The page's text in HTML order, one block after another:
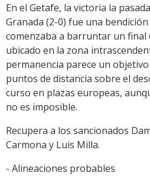
En el Getafe, la victoria la
Granada (2-0) fue una
comenzaba a barruntar un final
ubicado en la zona
permanencia parece un
puntos de distancia sobre el
curso en plazas europeas,
no es imposible.
Recupera a los sancionados
Carmona y Luis Milla.
- Alineaciones probables